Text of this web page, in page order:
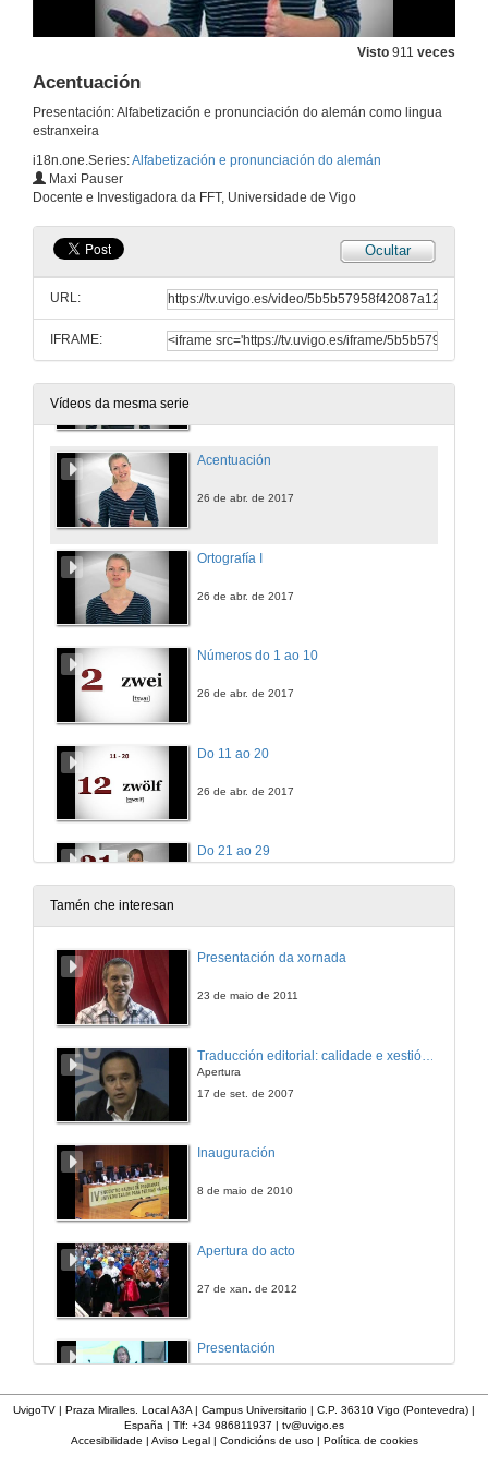
Visto 911 veces
Acentuación
Presentación: Alfabetización e pronunciación do alemán como lingua
estranxeira
i18n.one.Series:Alfabetización e pronunciación do alemán
Maxi Pauser
Docente e Investigadora da FFT, Universidade de Vigo
Ocultar
URL:
IFRAME:
Vídeos da mesma serie
26 de abr. de 2017
26 de abr. de 2017
Días da semana
26 de abr. de 2017
26 de abr. de 2017
Cores
Acentuación
26 de abr. de 2017
Ortografía I
26 de abr. de 2017
Números do 1 ao 10
26 de abr. de 2017
Do 11 ao 20
26 de abr. de 2017
Do 21 ao 29
26 de abr. de 2017
Do 20 ao 100
Números ata o 1000
Números ata o millón
Tamén che interesan
Presentación da xornada
23 de maio de 2011
Apertura
17 de set. de 2007
Inauguración
8 de maio de 2010
Apertura do acto
27 de xan. de 2012
Presentación
Intervención de Francisco Fernández
UvigoTV | Praza Miralles. Local A3A | Campus Universitario | C.P. 36310 Vigo (Pontevedra) |
España | Tlf: +34 986811937 | tv@uvigo.es
Accesibilidade | Aviso Legal| Condicións de uso| Política de cookies